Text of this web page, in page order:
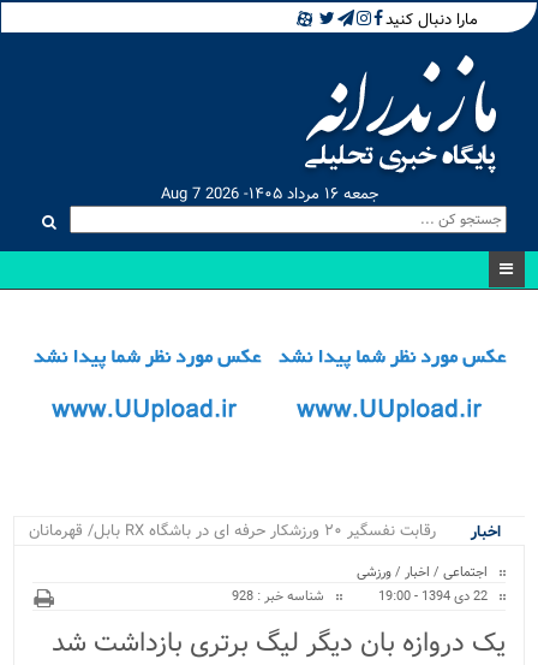
مارا دنبال کنید
جمعه ۱۶ مرداد ۱۴۰۵- Aug 7 2026
اخبار
رقابت نفسگیر ۲۰ ورزشکار حرفه ای در باشگاه RX بابل/ قهرمانان
اجتماعی / اخبار /ورزشی
22 دی 1394 - 19:00
شناسه خبر : 928
یک دروازه بان دیگر لیگ برتری بازداشت شد